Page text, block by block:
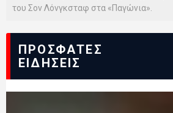
του Σον Λόνγκσταφ στα «Παγώνια».
ΠΡΟΣΦΑΤΕΣ
ΕΙΔΗΣΕΙΣ